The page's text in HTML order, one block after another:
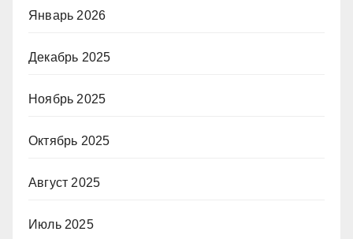
Январь 2026
Декабрь 2025
Ноябрь 2025
Октябрь 2025
Август 2025
Июль 2025